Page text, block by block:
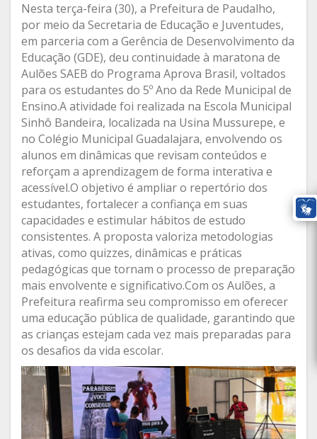
Nesta terça-feira (30), a Prefeitura de Paudalho,
por meio da Secretaria de Educação e Juventudes,
em parceria com a Gerência de Desenvolvimento da
Educação (GDE), deu continuidade à maratona de
Aulões SAEB do Programa Aprova Brasil, voltados
para os estudantes do 5º Ano da Rede Municipal de
Ensino.A atividade foi realizada na Escola Municipal
Sinhô Bandeira, localizada na Usina Mussurepe, e
no Colégio Municipal Guadalajara, envolvendo os
alunos em dinâmicas que revisam conteúdos e
reforçam a aprendizagem de forma interativa e
acessível.O objetivo é ampliar o repertório dos
estudantes, fortalecer a confiança em suas
capacidades e estimular hábitos de estudo
consistentes. A proposta valoriza metodologias
ativas, como quizzes, dinâmicas e práticas
pedagógicas que tornam o processo de preparação
mais envolvente e significativo.Com os Aulões, a
Prefeitura reafirma seu compromisso em oferecer
uma educação pública de qualidade, garantindo que
as crianças estejam cada vez mais preparadas para
os desafios da vida escolar.